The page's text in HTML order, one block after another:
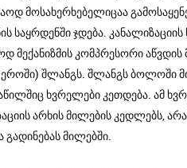
მოსახერხებელიცაა
საყრდენში ჯდება. კანალიზაციის
მექანიზმის კომპრესორი
შლანგს. შლანგს ბოლოში
ხვრელები კეთდება. ამ
არხის მილების კედლებს,
მილებში.